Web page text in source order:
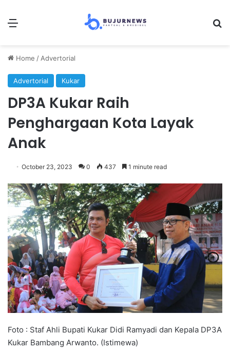
Home / Advertorial
Advertorial Kukar
DP3A Kukar Raih
Penghargaan Kota Layak
Anak
October 23, 2023 0 437 1 minute read
Foto : Staf Ahli Bupati Kukar Didi Ramyadi dan Kepala DP3A
Kukar Bambang Arwanto. (Istimewa)